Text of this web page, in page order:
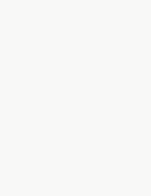
Для теста просеиваем
Солим и быстро
Когда это время истечет,
Именно благодаря этому
Картофель отвариваем и